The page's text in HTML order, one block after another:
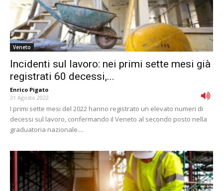
Veneto
Incidenti sul lavoro: nei primi sette mesi già
registrati 60 decessi,...
Enrico Pigato -
31 Agosto 2022
I primi sette mesi del 2022 hanno registrato un elevato numeri di
decessi sul lavoro, confermando il Veneto al secondo posto nella
graduatoria nazionale....